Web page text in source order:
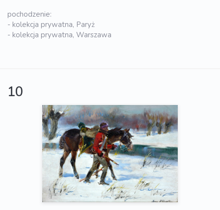
pochodzenie:
- kolekcja prywatna, Paryż
- kolekcja prywatna, Warszawa
10